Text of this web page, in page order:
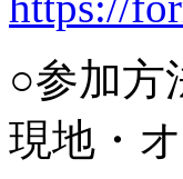
○参加方
現地・